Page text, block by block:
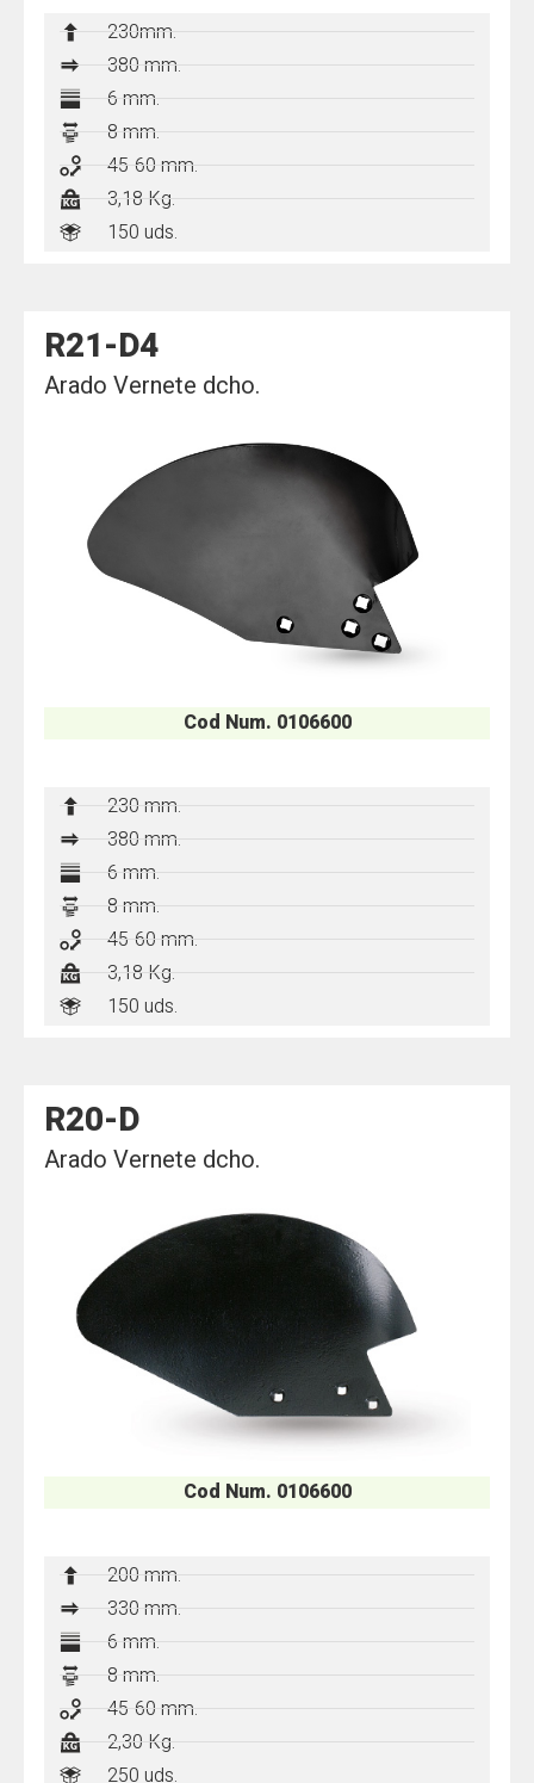
230mm.
380 mm.
6 mm.
8 mm.
45-60 mm.
3,18 Kg.
150 uds.
R21-D4
Arado Vernete dcho.
Cod Num. 0106600
230 mm.
380 mm.
6 mm.
8 mm.
45-60 mm.
3,18 Kg.
150 uds.
R20-D
Arado Vernete dcho.
Cod Num. 0106600
200 mm.
330 mm.
6 mm.
8 mm.
45-60 mm.
2,30 Kg.
250 uds.